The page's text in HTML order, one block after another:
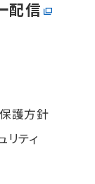
配信
護⽅針
リティ